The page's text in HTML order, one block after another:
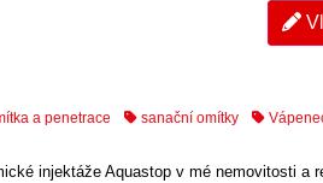
a penetrace sanační omítky
injektáže Aquastop v mé nemovitosti a